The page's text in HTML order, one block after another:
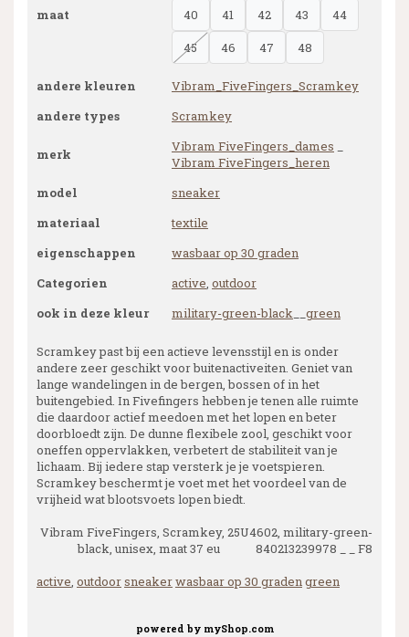
maat
40
41 42 43
44
45
46 47 48
andere kleuren
Vibram_FiveFingers_Scramkey
andere types
Scramkey
merk Vibram FiveFingers_dames
Vibram FiveFingers_heren
model
sneaker
materiaal
textile
eigenschappen
wasbaar op 30 graden
Categorien
active, outdoor
ook in deze kleur
military-green-black green
Scramkey past bij een actieve levensstijl en is onder
andere zeer geschikt voor buitenactiveiten. Geniet van
lange wandelingen in de bergen, bossen of in het
buitengebied. In Fivefingers hebben je tenen alle ruimte
die daardoor actief meedoen met het lopen en beter
doorbloedt zijn. De dunne flexibele zool, geschikt voor
oneffen oppervlakken, verbetert de stabiliteit van je
lichaam. Bij iedere stap versterk je je voetspieren.
Scramkey beschermt je voet met het voordeel van de
vrijheid wat blootsvoets lopen biedt.
Vibram FiveFingers, Scramkey, 25U4602, military-green-
black, unisex, maat 37 eu 840213239978 _ _ F8
active, outdoorsneakerwasbaar op 30 gradengreen
powered by myShop.com